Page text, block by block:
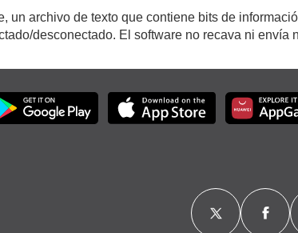
un archivo de texto que contiene bits de
desconectado. El software no recava ni envía